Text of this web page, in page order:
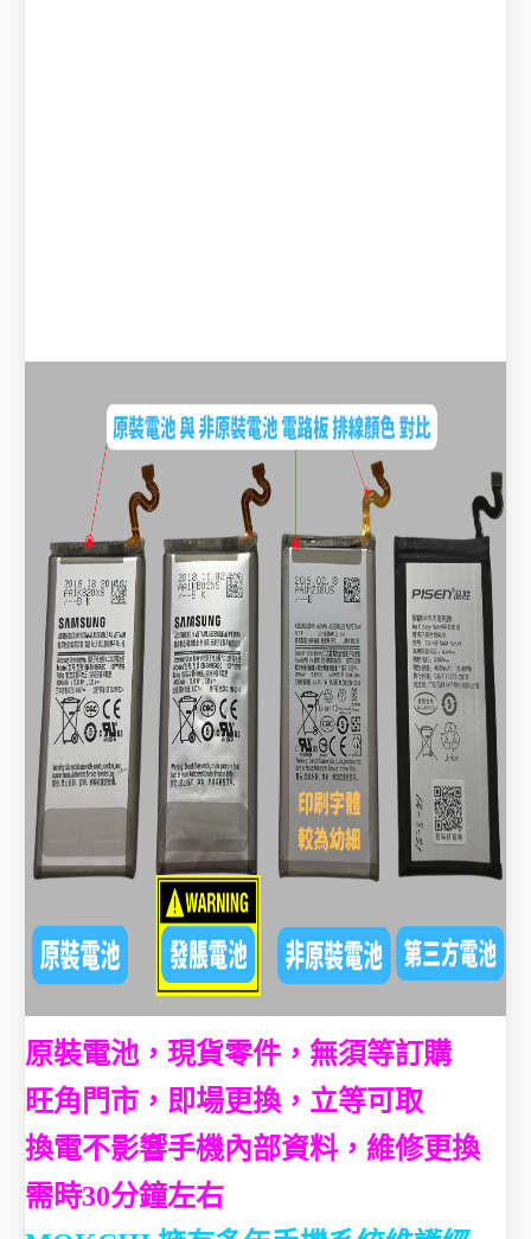
原裝電池，現貨零件，無須等訂購
旺角門市，即場更換，立等可取
換電不影響手機內部資料，維修更換
需時30分鐘左右
MOKCHI 擁有多年手機系統維護經
驗，顧客信賴之手機專門店 ！！！
whatsapp / wechat / call查詢 / 預約：
63882038
》》》點擊右下角 whatsapp 圖標即可
直接與我們聯繫《《《
營業時間：12:00 — 21:00
門市地址： 旺角好景商場一樓46號鋪
藍色M字LOGO